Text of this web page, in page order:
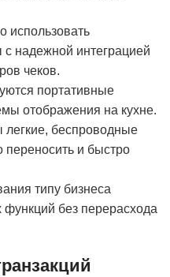
использовать
надежной интеграцией
чеков.
портативные
отображения на кухне.
легкие, беспроводные
переносить и быстро
типу бизнеса
функций без перерасхода